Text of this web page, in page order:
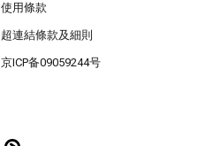
使用條款
超連結條款及細則
京ICP备09059244号